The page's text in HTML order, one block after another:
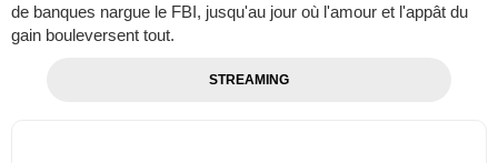
de banques nargue le FBI, jusqu'au jour où l'amour et l'appât du
gain bouleversent tout.
STREAMING